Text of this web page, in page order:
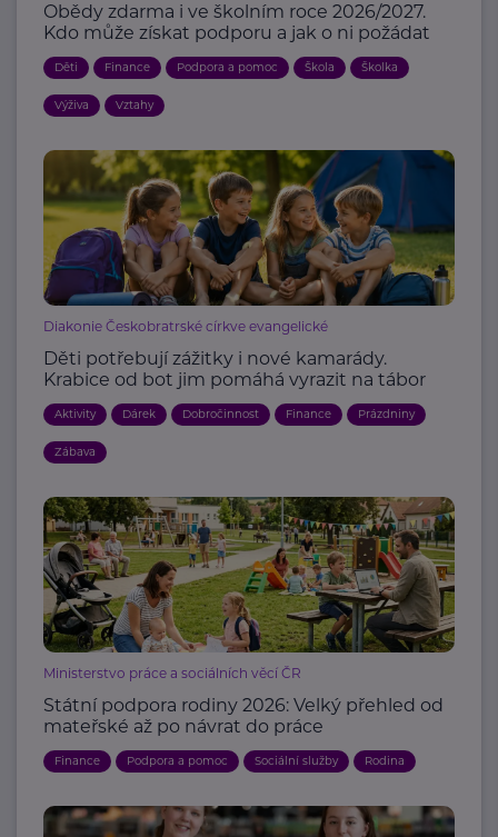
Obědy zdarma i ve školním roce 2026/2027.
Kdo může získat podporu a jak o ni požádat
Děti Finance Podpora a pomoc Škola Školka
Výživa Vztahy
Diakonie Českobratrské církve evangelické
Děti potřebují zážitky i nové kamarády.
Krabice od bot jim pomáhá vyrazit na tábor
Aktivity Dárek Dobročinnost Finance Prázdniny
Zábava
Ministerstvo práce a sociálních věcí ČR
Státní podpora rodiny 2026: Velký přehled od
mateřské až po návrat do práce
Finance Podpora a pomoc Sociální služby Rodina